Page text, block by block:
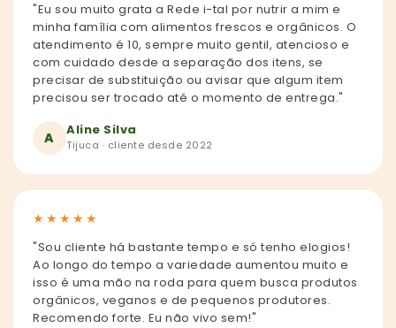
"Eu sou muito grata a Rede i-tal por nutrir a mim e
minha família com alimentos frescos e orgânicos. O
atendimento é 10, sempre muito gentil, atencioso e
com cuidado desde a separação dos itens, se
precisar de substituição ou avisar que algum item
precisou ser trocado até o momento de entrega."
A Aline Silva
Tijuca · cliente desde 2022
★ ★ ★ ★ ★
"Sou cliente há bastante tempo e só tenho elogios!
Ao longo do tempo a variedade aumentou muito e
isso é uma mão na roda para quem busca produtos
orgânicos, veganos e de pequenos produtores.
Recomendo forte. Eu não vivo sem!"